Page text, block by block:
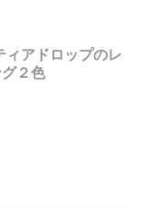
ィアドロップのレ
グ２色